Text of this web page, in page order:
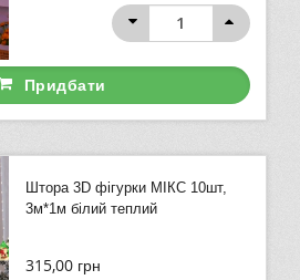
Придбати
Штора 3D фігурки МІКС 10шт,
3м*1м білий теплий
315,00 грн